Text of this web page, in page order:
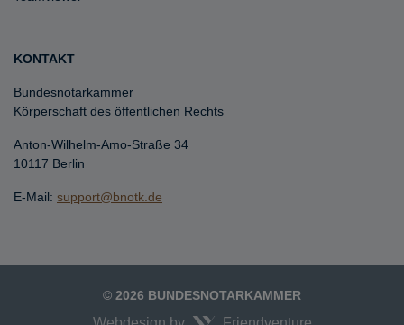
KONTAKT
Bundesnotarkammer
Körperschaft des öffentlichen Rechts
Anton-Wilhelm-Amo-Straße 34
10117 Berlin
E-Mail: support@bnotk.de
© 2026 BUNDESNOTARKAMMER